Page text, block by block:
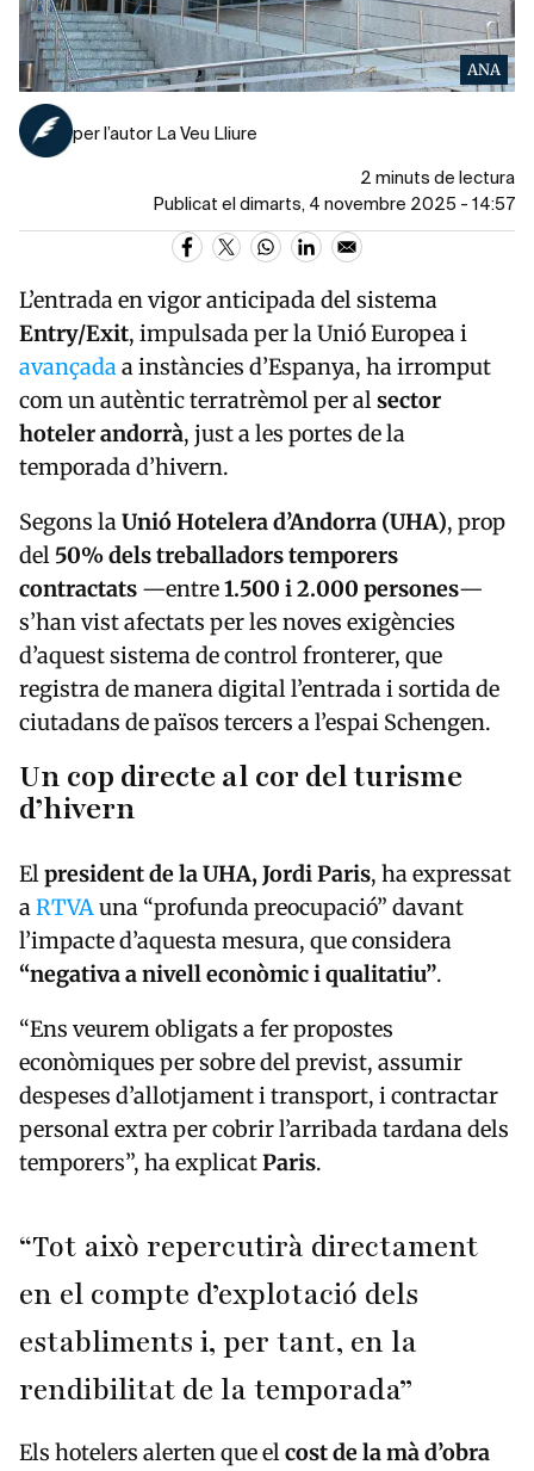
ANA
per l’autor La Veu Lliure
2 minuts de lectura
Publicat el dimarts, 4 novembre 2025 - 14:57
L’entrada en vigor anticipada del sistema
Entry/Exit, impulsada per la Unió Europea i
avançadaa instàncies d’Espanya, ha irromput
com un autèntic terratrèmol per alsector
hoteler andorrà, just a les portes de la
temporada d’hivern.
Segons laUnió Hotelera d’Andorra (UHA), prop
del 50% dels treballadors temporers
contractats —entre1.500 i 2.000 persones—
s’han vist afectats per les noves exigències
d’aquest sistema de control fronterer, que
registra de manera digital l’entrada i sortida de
ciutadans de països tercers a l’espai Schengen.
Un cop directe al cor del turisme
d’hivern
Elpresident de la UHA, Jordi Paris, ha expressat
aRTVAuna “profunda preocupació” davant
l’impacte d’aquesta mesura, que considera
“negativa a nivell econòmic i qualitatiu”.
“Ens veurem obligats a fer propostes
econòmiques per sobre del previst, assumir
despeses d’allotjament i transport, i contractar
personal extra per cobrir l’arribada tardana dels
temporers”, ha explicatParis.
“Tot això repercutirà directament
en el compte d’explotació dels
establiments i, per tant, en la
rendibilitat de la temporada”
Els hotelers alerten que elcost de la mà d’obra